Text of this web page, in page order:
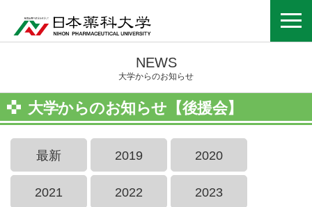
NEWS
大学からのお知らせ
大学からのお知らせ【後援会】
最新 2019 2020
2021 2022 2023